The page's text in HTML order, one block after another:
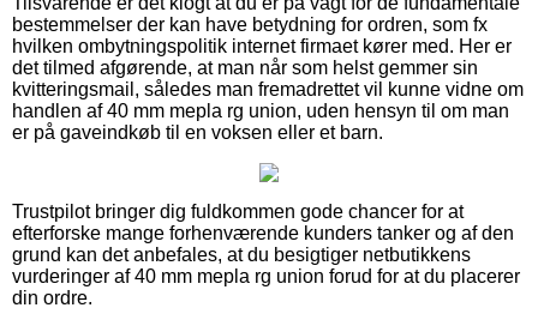
bestemmelser der kan have betydning for ordren, som fx
hvilken ombytningspolitik internet firmaet kører med. Her er
det tilmed afgørende, at man når som helst gemmer sin
kvitteringsmail, således man fremadrettet vil kunne vidne om
handlen af 40 mm mepla rg union, uden hensyn til om man
er på gaveindkøb til en voksen eller et barn.
Trustpilot bringer dig fuldkommen gode chancer for at
efterforske mange forhenværende kunders tanker og af den
grund kan det anbefales, at du besigtiger netbutikkens
vurderinger af 40 mm mepla rg union forud for at du placerer
din ordre.